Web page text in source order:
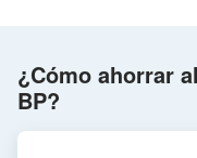
¿Cómo ahorrar
BP?